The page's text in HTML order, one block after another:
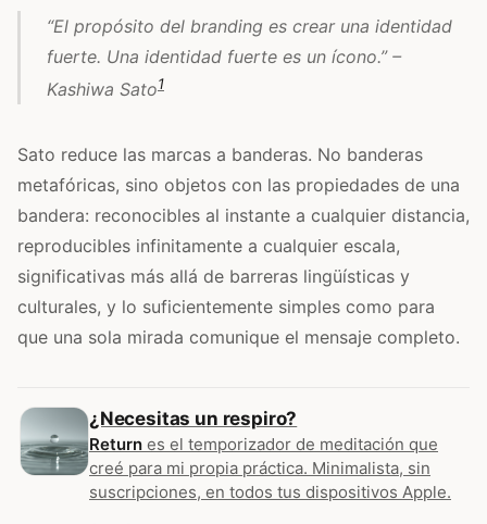
“El propósito del branding es crear una identidad
fuerte. Una identidad fuerte es un ícono.” –
Kashiwa Sato1
Sato reduce las marcas a banderas. No banderas
metafóricas, sino objetos con las propiedades de una
bandera: reconocibles al instante a cualquier distancia,
reproducibles infinitamente a cualquier escala,
significativas más allá de barreras lingüísticas y
culturales, y lo suficientemente simples como para
que una sola mirada comunique el mensaje completo.
¿Necesitas un respiro?
Return es el temporizador de meditación que
creé para mi propia práctica. Minimalista, sin
suscripciones, en todos tus dispositivos Apple.